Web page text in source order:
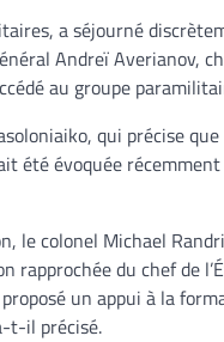
a séjourné
Andreï Averianov,
au groupe
qui précise
été évoquée
le colonel Michael
rapprochée du chef de
un appui à la
t-il précisé.